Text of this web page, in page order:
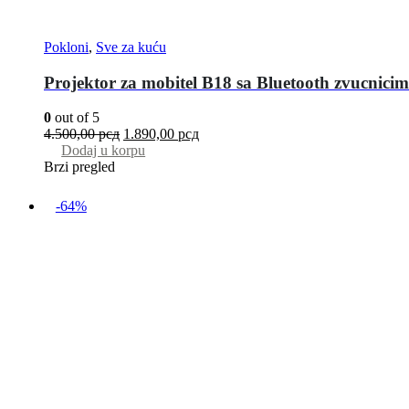
Pokloni, Sve za kuću
Projektor za mobitel B18 sa Bluetooth
0 out of 5
4.500,00рсд 1.890,00 рсд
Dodaj u korpu
Brzi pregled
-64%